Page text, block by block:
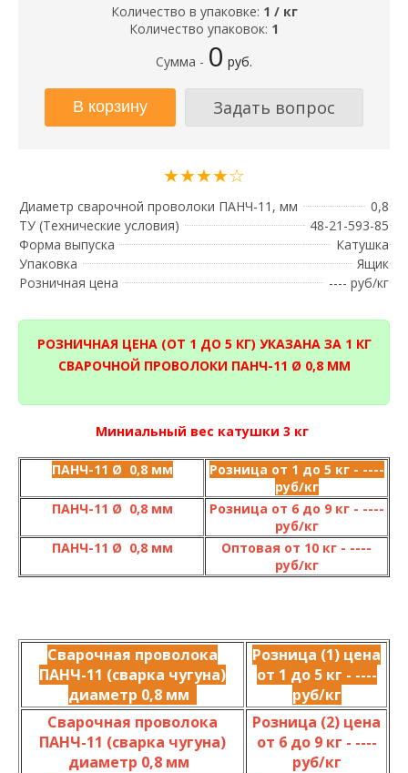
Количество в упаковке: 1 / кг
Количество упаковок: 1
Сумма - 0 руб.
Задать вопрос
★★★★☆
Диаметр сварочной проволоки ПАНЧ-11, мм
0,8
ТУ (Технические условия)
48-21-593-85
Форма выпуска
Катушка
Упаковка
Ящик
Розничная цена
---- руб/кг
РОЗНИЧНАЯ ЦЕНА (ОТ 1 ДО 5 КГ) УКАЗАНА ЗА 1 КГ
СВАРОЧНОЙ ПРОВОЛОКИ ПАНЧ-11 Ø 0,8 ММ
Миниальный вес катушки 3 кг
ПАНЧ-11 Ø 0,8 мм
Розница от 1 до 5 кг - ----
руб/кг
ПАНЧ-11 Ø 0,8 мм
Розница от 6 до 9 кг - ----
руб/кг
ПАНЧ-11 Ø 0,8 мм
Оптовая от 10 кг - ----
руб/кг
Сварочная проволока
ПАНЧ-11 (сварка чугуна)
диаметр 0,8 мм
Розница (1) цена
от 1 до 5 кг - ----
руб/кг
Сварочная проволока
ПАНЧ-11 (сварка чугуна)
диаметр 0,8 мм
Розница (2) цена
от 6 до 9 кг - ----
руб/кг